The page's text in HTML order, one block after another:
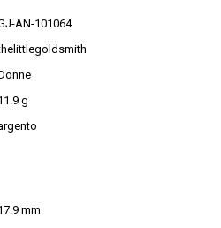
AN-101064
g
mm